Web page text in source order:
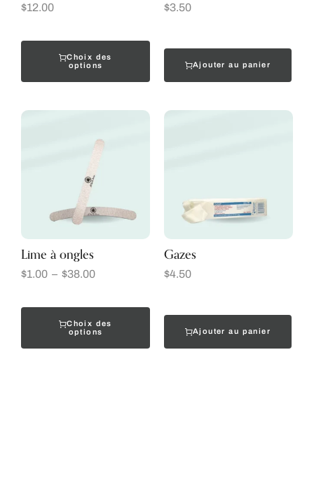
$12.00
Choix des
options
$3.50
Ajouter au panier
Lime à ongles
$1.00 – $38.00
Choix des
options
Gazes
$4.50
Ajouter au panier